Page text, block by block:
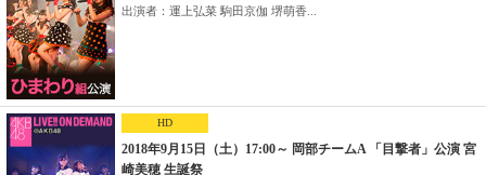
出演者：運上弘菜 駒田京伽 堺萌香...
HD
2018年9月15日（土）17:00～ 岡部チームA 「目撃者」公演 宮
崎美穂 生誕祭